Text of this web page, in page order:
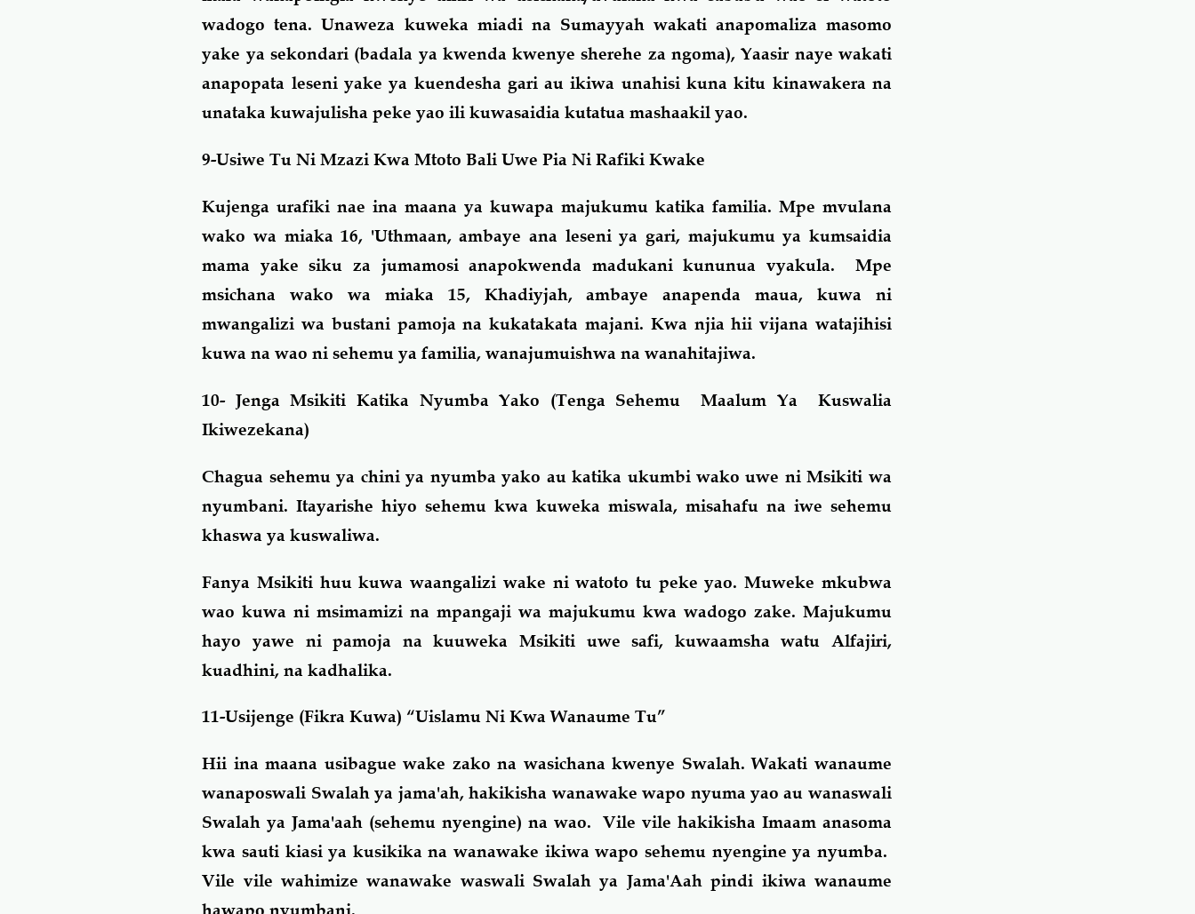
wadogo tena. Unaweza kuweka miadi na Sumayyah wakati anapomaliza masomo
yake ya sekondari (badala ya kwenda kwenye sherehe za ngoma), Yaasir naye wakati
anapopata leseni yake ya kuendesha gari au ikiwa unahisi kuna kitu kinawakera na
unataka kuwajulisha peke yao ili kuwasaidia kutatua mashaakil yao.
9-Usiwe Tu Ni Mzazi Kwa Mtoto Bali Uwe Pia Ni Rafiki Kwake
Kujenga urafiki nae ina maana ya kuwapa majukumu katika familia. Mpe mvulana
wako wa miaka 16, 'Uthmaan, ambaye ana leseni ya gari, majukumu ya kumsaidia
mama yake siku za jumamosi anapokwenda madukani kununua vyakula. Mpe
msichana wako wa miaka 15, Khadiyjah, ambaye anapenda maua, kuwa ni
mwangalizi wa bustani pamoja na kukatakata majani. Kwa njia hii vijana watajihisi
kuwa na wao ni sehemu ya familia, wanajumuishwa na wanahitajiwa.
10- Jenga Msikiti Katika Nyumba Yako (Tenga Sehemu Maalum Ya Kuswalia
Ikiwezekana)
Chagua sehemu ya chini ya nyumba yako au katika ukumbi wako uwe ni Msikiti wa
nyumbani. Itayarishe hiyo sehemu kwa kuweka miswala, misahafu na iwe sehemu
khaswa ya kuswaliwa.
Fanya Msikiti huu kuwa waangalizi wake ni watoto tu peke yao. Muweke mkubwa
wao kuwa ni msimamizi na mpangaji wa majukumu kwa wadogo zake. Majukumu
hayo yawe ni pamoja na kuuweka Msikiti uwe safi, kuwaamsha watu Alfajiri,
kuadhini, na kadhalika.
11-Usijenge (Fikra Kuwa) “Uislamu Ni Kwa Wanaume Tu”
Hii ina maana usibague wake zako na wasichana kwenye Swalah. Wakati wanaume
wanaposwali Swalah ya jama'ah, hakikisha wanawake wapo nyuma yao au wanaswali
Swalah ya Jama'aah (sehemu nyengine) na wao. Vile vile hakikisha Imaam anasoma
kwa sauti kiasi ya kusikika na wanawake ikiwa wapo sehemu nyengine ya nyumba.
Vile vile wahimize wanawake waswali Swalah ya Jama'Aah pindi ikiwa wanaume